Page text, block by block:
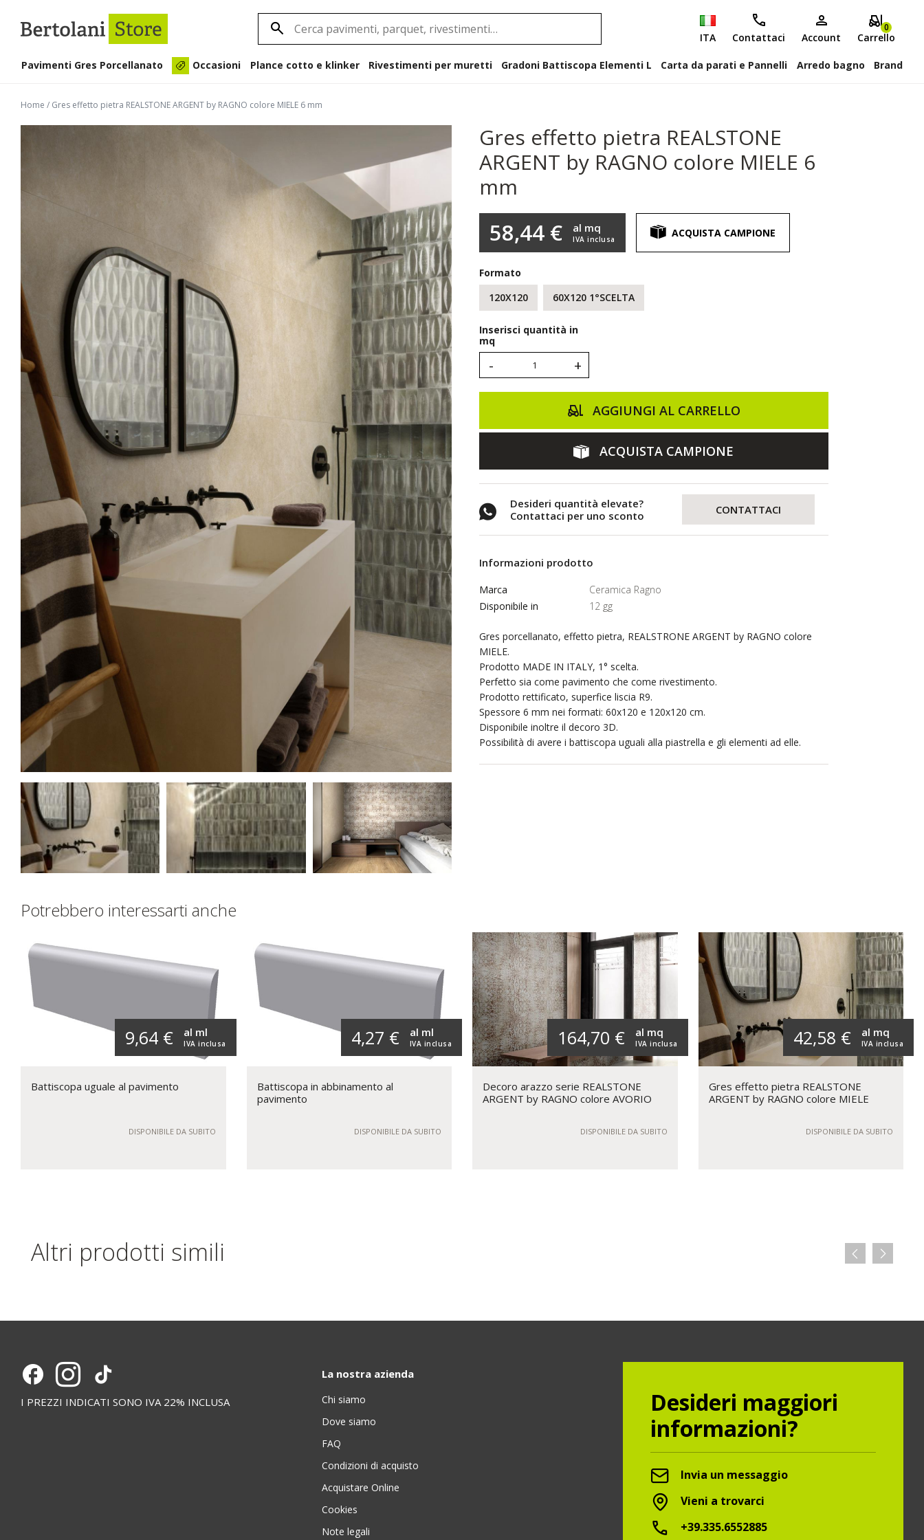
ITA Contattaci Account
0
Carrello
Pavimenti Gres Porcellanato Occasioni Plance cotto e klinker Rivestimenti per muretti Gradoni Battiscopa Elementi L Carta da parati e Pannelli Arredo bagno Brand
Home / Gres effetto pietra REALSTONE ARGENT by RAGNO colore MIELE 6 mm
Gres effetto pietra REALSTONE
ARGENT by RAGNO colore MIELE 6
mm
58,44 € IVA inclusa
al mq ACQUISTA CAMPIONE
Formato
120X120
60X120 1°SCELTA
Inserisci quantità in
mq
- +
AGGIUNGI AL CARRELLO
ACQUISTA CAMPIONE
Desideri quantità elevate?
Contattaci per uno sconto
CONTATTACI
Informazioni prodotto
Marca
Ceramica Ragno
Disponibile in
12 gg
Gres porcellanato, effetto pietra, REALSTRONE ARGENT by RAGNO colore
MIELE.
Prodotto MADE IN ITALY, 1° scelta.
Perfetto sia come pavimento che come rivestimento.
Prodotto rettificato, superfice liscia R9.
Spessore 6 mm nei formati: 60x120 e 120x120 cm.
Disponibile inoltre il decoro 3D.
Possibilità di avere i battiscopa uguali alla piastrella e gli elementi ad elle.
Potrebbero interessarti anche
9,64 € IVA inclusa
al ml
Battiscopa uguale al pavimento
DISPONIBILE DA SUBITO
4,27 € IVA inclusa
al ml
Battiscopa in abbinamento al
pavimento
DISPONIBILE DA SUBITO
164,70 € IVA inclusa
al mq
Decoro arazzo serie REALSTONE
ARGENT by RAGNO colore AVORIO
DISPONIBILE DA SUBITO
42,58 € IVA inclusa
al mq
Gres effetto pietra REALSTONE
ARGENT by RAGNO colore MIELE
DISPONIBILE DA SUBITO
Altri prodotti simili
I PREZZI INDICATI SONO IVA 22% INCLUSA
La nostra azienda
Chi siamo
Dove siamo
FAQ
Condizioni di acquisto
Acquistare Online
Cookies
Note legali
Desideri maggiori
informazioni?
Invia un messaggio
Vieni a trovarci
+39.335.6552885